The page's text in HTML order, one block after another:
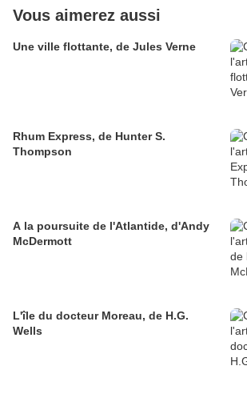
Vous aimerez aussi
Une ville flottante, de Jules Verne
Rhum Express, de Hunter S.
Thompson
A la poursuite de l'Atlantide, d'Andy
McDermott
L'île du docteur Moreau, de H.G.
Wells